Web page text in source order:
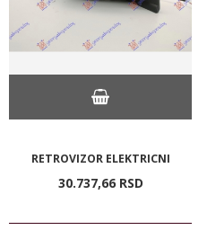
RETROVIZOR ELEKTRICNI
30.737,66 RSD